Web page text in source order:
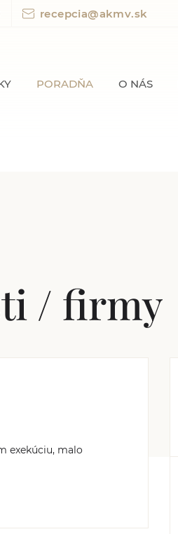
recepcia@akmv.sk
PORADŇA O NÁS
/ firmy
exekúciu, malo